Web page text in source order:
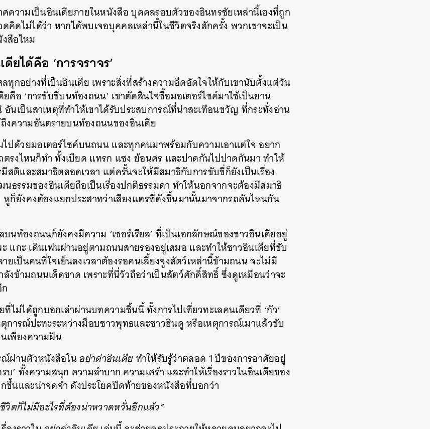
ความเป็นอินเดียภายในหนังสือ บุคคลรอบตัวของอินทรชัยเหล่านี้เองที่ถูก
ดไม่ได้ว่า หากได้พบเจอบุคคลเหล่านี้ในชีวิตจริงสักครั้ง พวกเขาจะเป็น
สือไหม
ได้คือ ‘การจราจร’
ทุกอย่างที่เป็นอินเดีย เพราะสิ่งที่สร้างความอึดอัดใจให้กับเขานับตั้งแต่วัน
คือ ‘การขับขี่บนท้องถนน’ เขาตัดสินใจซื้อมอเตอร์ไซค์มาใช้เป็นยาน
นเป็นสาเหตุที่ทำให้เขาได้รับประสบการณ์ที่น่าสะเทือนขวัญ ที่กระทั่งอ่าน
งความอันตรายบนท้องถนนของอินเดีย
ไปด้วยมอเตอร์ไซค์บนถนน และทุกคนมาพร้อมกับความเอาแต่ใจ อยาก
ตรงไหนก็ทำ ทั้งเบียด แทรก แซง ย้อนศร และปาดกันไปปาดกันมา ทำให้
มีสติและสมาธิตลอดเวลา แต่ครั้นจะให้มีสมาธิกับการขับขี่ก็ยังเป็นเรื่อง
ธรรมของอินเดียถือเป็นเรื่องปกติธรรมดา ทำให้นอกจากจะต้องมีสมาธิ
ก็ยังคงต้องแยกประสาทว่าเสียงแตรที่ดังขึ้นมานั้นมาจากรถคันไหนกัน
นท้องถนนก็ยังคงมีความ ‘เซอร์เรียล’ ที่เป็นเอกลักษณ์ของชาวอินเดียอยู่
แกะ เดินเพ่นผ่านอยู่ตามถนนสายรองอยู่เสมอ และทำให้ชาวอินเดียที่ขับ
ยเป็นคนที่ใจเย็นลงเวลาต้องรอคนเลี้ยงจูงสัตว์เหล่านี้ข้ามถนน จะไม่มี
งข้ามถนนเด็ดขาด เพราะที่นี่วัวถือว่าเป็นสัตว์ศักดิ์สิทธิ์ ซึ่งดูเหมือนว่าจะ
ที่ไม่ได้ถูกบอกเล่าผ่านบทความชิ้นนี้ ทั้งการไปเที่ยวทะเลคนเดียวที่ ‘กัว’
การณ์ปะทะระหว่างม็อบชาวพุทธและชาวฮินดู หรือเหตุการณ์เมาแล้วขับ
เพียงความฝัน
ณ์ผ่านตัวหนังสือในอย่าด่าอินเดียทำให้รับรู้ว่าตลอด 1 ปีของการอาศัยอยู่
บ’ ทั้งความสนุก ความลำบาก ความเศร้า และทำให้เรื่องราวในอินเดียของ
นและน่าจดจำ ดังประโยคปิดท้ายของหนังสือที่บอกว่า
วิตก็ไม่มีอะไรที่ต้องน่าหวาดหวั่นอีกแล้ว”